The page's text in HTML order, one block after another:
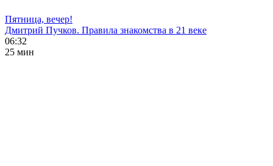
Пятница, вечер!
Дмитрий Пучков. Правила знакомства в 21 веке
06:32
25 мин